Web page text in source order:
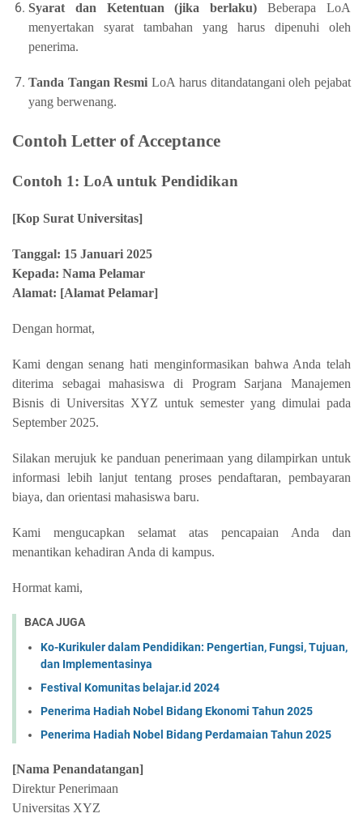
Syarat dan Ketentuan (jika berlaku) Beberapa LoA
menyertakan syarat tambahan yang harus dipenuhi oleh
penerima.
Tanda Tangan Resmi LoA harus ditandatangani oleh pejabat
yang berwenang.
Contoh Letter of Acceptance
Contoh 1: LoA untuk Pendidikan
[Kop Surat Universitas]
Tanggal: 15 Januari 2025
Kepada: Nama Pelamar
Alamat: [Alamat Pelamar]
Dengan hormat,
Kami dengan senang hati menginformasikan bahwa Anda telah
diterima sebagai mahasiswa di Program Sarjana Manajemen
Bisnis di Universitas XYZ untuk semester yang dimulai pada
September 2025.
Silakan merujuk ke panduan penerimaan yang dilampirkan untuk
informasi lebih lanjut tentang proses pendaftaran, pembayaran
biaya, dan orientasi mahasiswa baru.
Kami mengucapkan selamat atas pencapaian Anda dan
menantikan kehadiran Anda di kampus.
Hormat kami,
BACA JUGA
Ko-Kurikuler dalam Pendidikan: Pengertian, Fungsi, Tujuan,
dan Implementasinya
Festival Komunitas belajar.id 2024
Penerima Hadiah Nobel Bidang Ekonomi Tahun 2025
Penerima Hadiah Nobel Bidang Perdamaian Tahun 2025
[Nama Penandatangan]
Direktur Penerimaan
Universitas XYZ